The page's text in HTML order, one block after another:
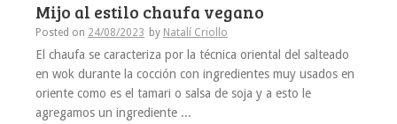
Mijo al estilo chaufa vegano
Posted on 24/08/2023 by Natalí Criollo
El chaufa se caracteriza por la técnica oriental del salteado
en wok durante la cocción con ingredientes muy usados en
oriente como es el tamari o salsa de soja y a esto le
agregamos un ingrediente ...